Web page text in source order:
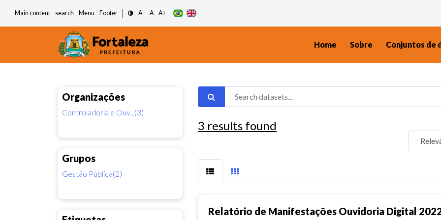
Main content search Menu Footer A- A A+
Home Sobre Conjuntos de
Organizações
Controladoria e Ouv...(3)
Grupos
Gestão Pública(2)
3 results found
Relatório de Manifestações Ouvidoria Digital